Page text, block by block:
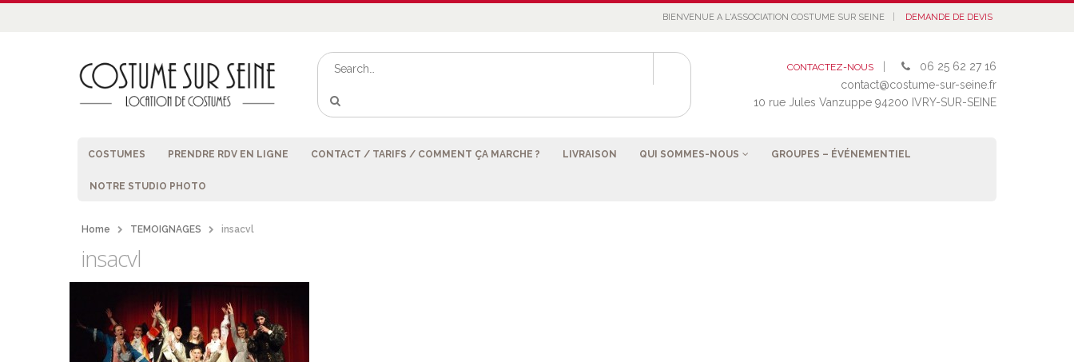
BIENVENUE A L'ASSOCIATION COSTUME SUR SEINE DEMANDE DE DEVIS
CONTACTEZ-NOUS
06 25 62 27 16
contact@costume-sur-seine.fr
10 rue Jules Vanzuppe 94200 IVRY-SUR-SEINE
COSTUMES PRENDRE RDV EN LIGNE CONTACT / TARIFS / COMMENT ÇA MARCHE ? LIVRAISON QUI SOMMES-NOUS GROUPES – ÉVÉNEMENTIEL
NOTRE STUDIO PHOTO
Home TEMOIGNAGES insacvl
insacvl